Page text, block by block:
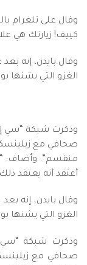
وقال على تلغرام
كييف! زيارتك هي
وقال بايدن، إنه
الغزو التي يشنها
وذكرت شبكة “سي إن
صحافي مع
منقسم”. وأضاف:
أعتقد أنه يعتقد ذلك
وقال بايدن، إنه
الغزو التي يشنها
وذكرت شبكة “سي
صحافي مع